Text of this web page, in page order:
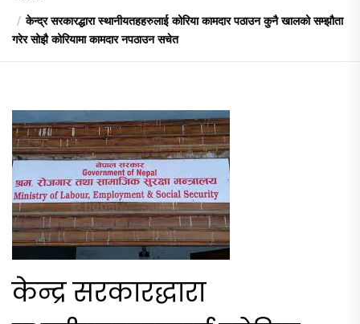
केन्द्र सरकारद्धारा स्थानीयतहहरुलाई कोरिया कामदार पठाउन कुनै खालको सम्झौता
गरेर सोझै कोरियामा कामदार नपठाउन सचेत
केन्द्र सरकारद्धारा